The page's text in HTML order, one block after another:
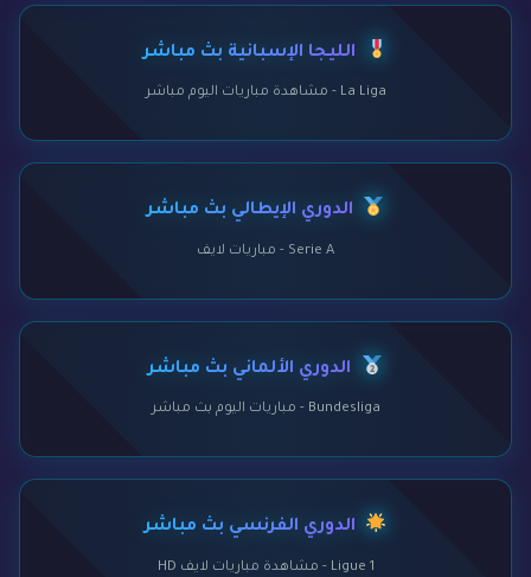
الليجا الإسبانية بث مباشر
La Liga - مشاهدة مباريات اليوم مباشر
الدوري الإيطالي بث مباشر
Serie A - مباريات لايف
الدوري الألماني بث مباشر
Bundesliga - مباريات اليوم بث مباشر
الدوري الفرنسي بث مباشر
Ligue 1 - مشاهدة مباريات لايف HD